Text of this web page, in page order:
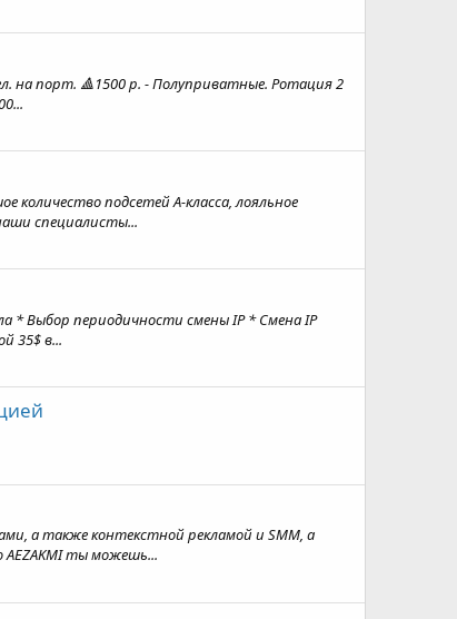
на порт. 🔺1500 р. - Полуприватные. Ротация 2
количество подсетей А-класса, лояльное
специалисты...
* Выбор периодичности смены IP * Смена IP
35$ в...
а также контекстной рекламой и SMM, а
ты можешь...